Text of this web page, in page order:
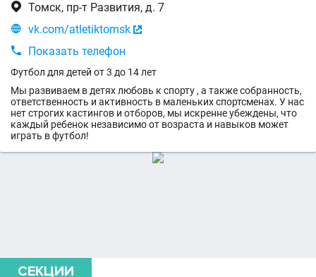
 Томск, пр-т Развития, д. 7
 vk.com/atletiktomsk 

Показать телефон
Футбол для детей от 3 до 14 лет
Мы развиваем в детях любовь к спорту , а также собранность,
ответственность и активность в маленьких спортсменах. У нас
нет строгих кастингов и отборов, мы искренне убеждены, что
каждый ребенок независимо от возраста и навыков может
играть в футбол!
СЕКЦИИ